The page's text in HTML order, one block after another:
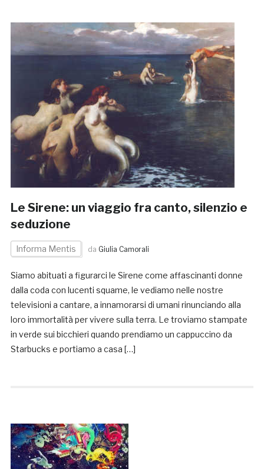
Le Sirene: un viaggio fra canto, silenzio e
seduzione
Informa Mentis da Giulia Camorali
Siamo abituati a figurarci le Sirene come affascinanti donne
dalla coda con lucenti squame, le vediamo nelle nostre
televisioni a cantare, a innamorarsi di umani rinunciando alla
loro immortalità per vivere sulla terra. Le troviamo stampate
in verde sui bicchieri quando prendiamo un cappuccino da
Starbucks e portiamo a casa […]